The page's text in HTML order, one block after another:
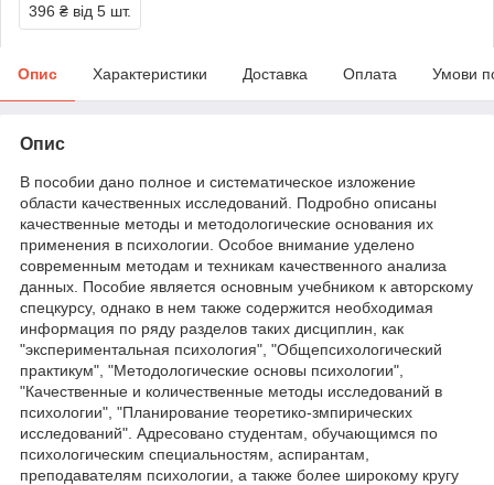
396 ₴ від 5 шт.
Опис Характеристики Доставка Оплата Умови
Опис
В пособии дано полное и систематическое изложение
области качественных исследований. Подробно описаны
качественные методы и методологические основания их
применения в психологии. Особое внимание уделено
современным методам и техникам качественного анализа
данных. Пособие является основным учебником к авторскому
спецкурсу, однако в нем также содержится необходимая
информация по ряду разделов таких дисциплин, как
"экспериментальная психология", "Общепсихологический
практикум", "Методологические основы психологии",
"Качественные и количественные методы исследований в
психологии", "Планирование теоретико-змпирических
исследований". Адресовано студентам, обучающимся по
психологическим специальностям, аспирантам,
преподавателям психологии, а также более широкому кругу